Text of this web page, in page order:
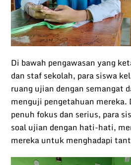
Di bawah pengawasan yang
dan staf sekolah, para siswa
ruang ujian dengan semangat
menguji pengetahuan mereka.
penuh fokus dan serius, para
soal ujian dengan hati-hati,
mereka untuk menghadapi